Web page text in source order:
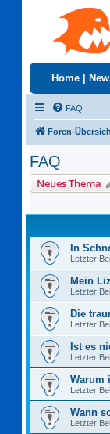
Home
FAQ
Foren-
FAQ
Neues Thema
In
Letzter
Mein
Letzter
Die
Letzter
Ist es
Letzter
Warum
Letzter
Wann
Letzter